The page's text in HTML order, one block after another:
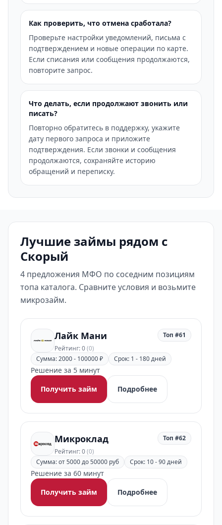
Как проверить, что отмена сработала?
Проверьте настройки уведомлений, письма с
подтверждением и новые операции по карте.
Если списания или сообщения продолжаются,
повторите запрос.
Что делать, если продолжают звонить или
писать?
Повторно обратитесь в поддержку, укажите
дату первого запроса и приложите
подтверждения. Если звонки и сообщения
продолжаются, сохраняйте историю
обращений и переписку.
Лучшие займы рядом с
Скорый
4 предложения МФО по соседним позициям
топа каталога. Сравните условия и возьмите
микрозайм.
Лайк Мани
Рейтинг: 0(0)
Топ #61
Сумма: 2000 - 100000 ₽ Срок: 1 - 180 дней
Решение за 5 минут
Получить займ
Подробнее
Микроклад
Рейтинг: 0(0)
Топ #62
Сумма: от 5000 до 50000 руб Срок: 10 - 90 дней
Решение за 60 минут
Получить займ
Подробнее